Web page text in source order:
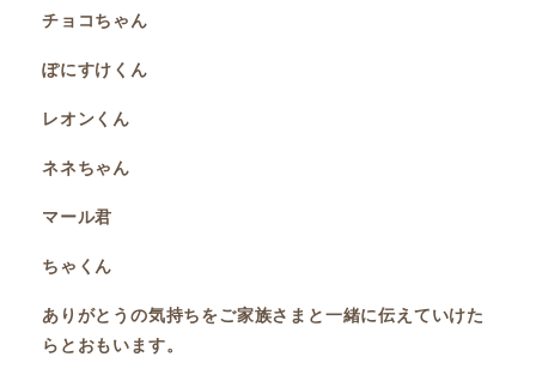
チョコちゃん
ぽにすけくん
レオンくん
ネネちゃん
マール君
ちゃくん
ありがとうの気持ちをご家族さまと一緒に伝えていけた
らとおもいます。